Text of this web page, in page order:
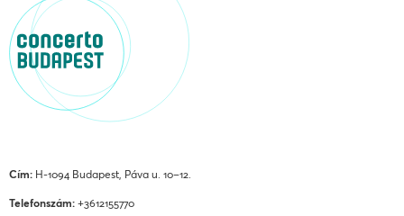
Cím: H-1094 Budapest, Páva u. 10–12.
Telefonszám: +3612155770